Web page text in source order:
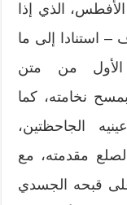
الذي إذا
استنادا إلى ما
الأول من متن
نخامته، كما
الجاحظتين،
مقدمته، مع
قبحه الجسدي